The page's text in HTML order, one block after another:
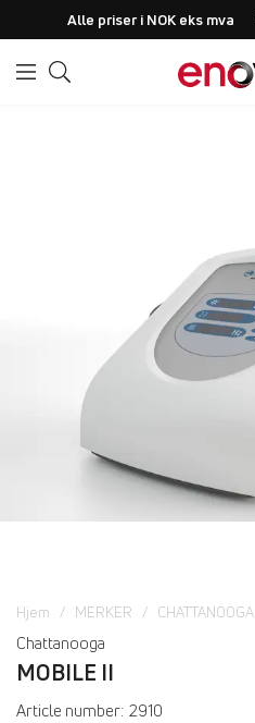
Alle priser i NOK eks mva
Hjem MERKER CHATTANOOGA
Chattanooga
MOBILE II
Article number: 2910